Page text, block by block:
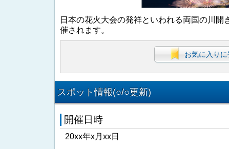
日本の花火大会の発祥といわれる両国の川開
催されます。
お気に入り
スポット情報(○/○更新)
開催日時
20xx年x月xx日